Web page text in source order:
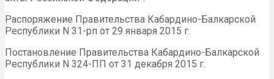
Распоряжение Правительства Кабардино-Балкарской
Республики N 31-рп от 29 января 2015 г.
Постановление Правительства Кабардино-Балкарской
Республики N 324-ПП от 31 декабря 2015 г.